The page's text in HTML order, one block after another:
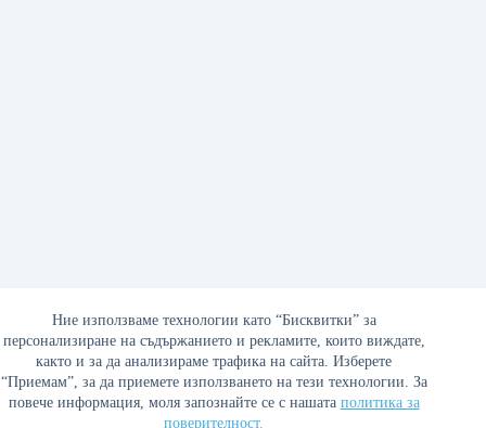
Ние използваме технологии като “Бисквитки” за
персонализиране на съдържанието и рекламите, които виждате,
както и за да анализираме трафика на сайта. Изберете
“Приемам”, за да приемете използването на тези технологии. За
повече информация, моля запознайте се с нашата политика за
поверителност.
Идва ли фалит на Русия?
16/03/2022